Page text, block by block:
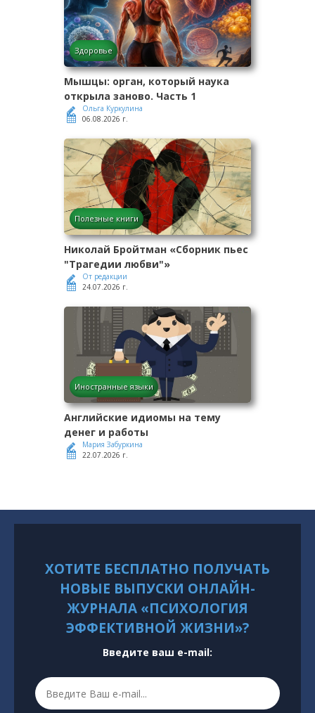
Здоровье
Мышцы: орган, который наука
открыла заново. Часть 1
Ольга Куркулина
06.08.2026 г.
Полезные книги
Николай Бройтман «Сборник пьес
"Трагедии любви"»
От редакции
24.07.2026 г.
Иностранные языки
Английские идиомы на тему
денег и работы
Мария Забуркина
22.07.2026 г.
ХОТИТЕ БЕСПЛАТНО ПОЛУЧАТЬ
НОВЫЕ ВЫПУСКИ ОНЛАЙН-
ЖУРНАЛА «ПСИХОЛОГИЯ
ЭФФЕКТИВНОЙ ЖИЗНИ»?
Введите ваш e-mail: